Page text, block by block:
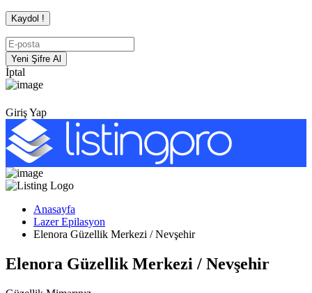
İptal
Giriş Yap
Anasayfa
Lazer Epilasyon
Elenora Güzellik Merkezi / Nevşehir
Elenora Güzellik Merkezi / Nevşehir